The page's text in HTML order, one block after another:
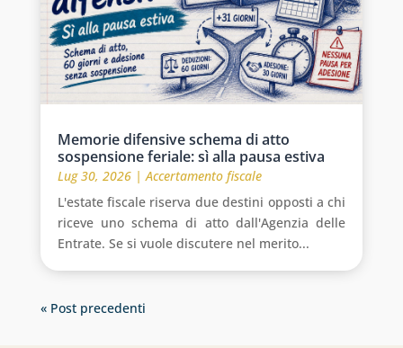
Memorie difensive schema di atto
sospensione feriale: sì alla pausa estiva
Lug 30, 2026| Accertamento fiscale
L'estate fiscale riserva due destini opposti a chi
riceve uno schema di atto dall'Agenzia delle
Entrate. Se si vuole discutere nel merito...
« Post precedenti